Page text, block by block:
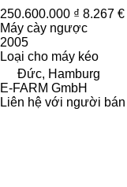
250.600.000 ₫ 8.267 €
Máy cày ngược
2005
Loại cho máy kéo
Đức, Hamburg
E-FARM GmbH
Liên hệ với người bán